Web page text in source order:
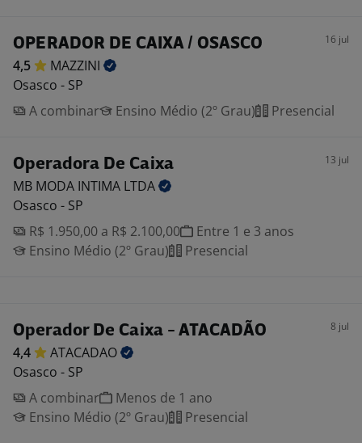
OPERADOR DE CAIXA / OSASCO 16 jul
4,5
MAZZINI
Osasco - SP
A combinar
Ensino Médio (2º Grau) Presencial
Operadora De Caixa 13 jul
MB MODA INTIMA LTDA
Osasco - SP
R$ 1.950,00 a R$ 2.100,00
Entre 1 e 3 anos
Ensino Médio (2º Grau)
Presencial
Operador De Caixa - ATACADÃO 8 jul
4,4
ATACADAO
Osasco - SP
A combinar
Menos de 1 ano
Ensino Médio (2º Grau)
Presencial